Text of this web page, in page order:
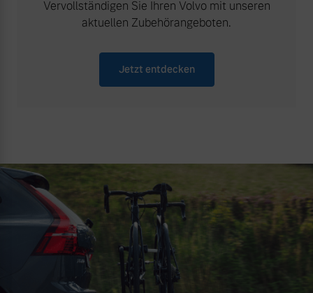
Vervollständigen Sie Ihren Volvo mit unseren
aktuellen Zubehörangeboten.
Jetzt entdecken